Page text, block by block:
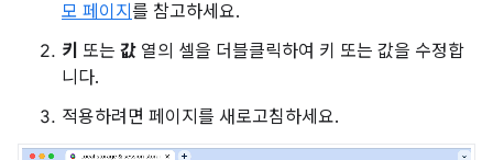
모 페이지 를 참고하세요.
키 또는 값 열의 셀을 더블클릭하여 키 또는 값을 수정합
니다.
적용하려면 페이지를 새로고침하세요.